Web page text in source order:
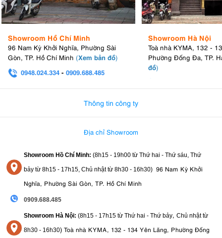
Showroom Hồ Chí Minh
96 Nam Kỳ Khởi Nghĩa, Phường Sài
Gòn, TP. Hồ Chí Minh (Xem bản đồ)
0948.024.334 - 0909.688.485
Showroom Hà Nội
Toà nhà KYMA, 132 -
Phường Đống Đa, TP.
đồ)
Thông tin công ty
Địa chỉ Showroom
Showroom Hồ Chí Minh: (8h15 - 19h00 từ Thứ hai - Thứ sáu, Thứ
bảy từ 8h15 - 17h15, Chủ nhật từ 8h30 - 16h30) 96 Nam Kỳ Khởi
Nghĩa, Phường Sài Gòn, TP. Hồ Chí Minh
0909.688.485
Showroom Hà Nội: (8h15 - 17h15 từ Thứ hai - Thứ bảy, Chủ nhật từ
8h30 - 16h30) Toà nhà KYMA, 132 - 134 Yên Lãng, Phường Đống